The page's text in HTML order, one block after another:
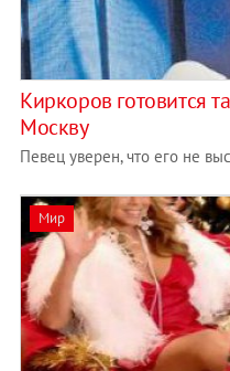
Киркоров готовится
Москву
Певец уверен, что его не
Мир